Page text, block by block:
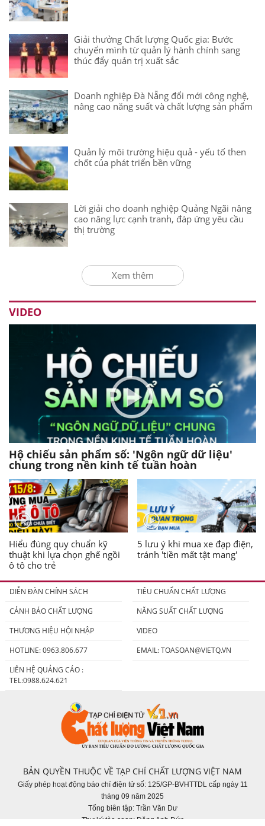
Giải thưởng Chất lượng Quốc gia: Bước
chuyển mình từ quản lý hành chính sang
thúc đẩy quản trị xuất sắc
Doanh nghiệp Đà Nẵng đổi mới công nghệ,
nâng cao năng suất và chất lượng sản phẩm
Quản lý môi trường hiệu quả - yếu tố then
chốt của phát triển bền vững
Lời giải cho doanh nghiệp Quảng Ngãi nâng
cao năng lực cạnh tranh, đáp ứng yêu cầu
thị trường
Xem thêm
VIDEO
Hộ chiếu sản phẩm số: 'Ngôn ngữ dữ liệu'
chung trong nền kinh tế tuần hoàn
Hiểu đúng quy chuẩn kỹ
thuật khi lựa chọn ghế ngồi
ô tô cho trẻ
5 lưu ý khi mua xe đạp điện,
tránh 'tiền mất tật mang'
DIỄN ĐÀN CHÍNH SÁCH
TIÊU CHUẨN CHẤT LƯỢNG
CẢNH BÁO CHẤT LƯỢNG
NĂNG SUẤT CHẤT LƯỢNG
THƯƠNG HIỆU HỘI NHẬP
VIDEO
HOTLINE: 0963.806.677
EMAIL:TOASOAN@VIETQ.VN
LIÊN HỆ QUẢNG CÁO :
TEL:0988.624.621
BẢN QUYỀN THUỘC VỀ TẠP CHÍ CHẤT LƯỢNG VIỆT NAM
Giấy phép hoạt động báo chí điện tử số: 125/GP-BVHTTDL cấp ngày 11
tháng 09 năm 2025
Tổng biên tập: Trần Văn Dư
Thư ký tòa soạn: Đặng Anh Đức